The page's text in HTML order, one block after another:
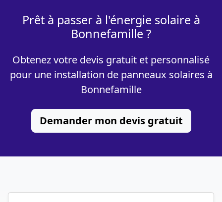
Prêt à passer à l'énergie solaire à
Bonnefamille ?
Obtenez votre devis gratuit et personnalisé
pour une installation de panneaux solaires à
Bonnefamille
Demander mon devis gratuit